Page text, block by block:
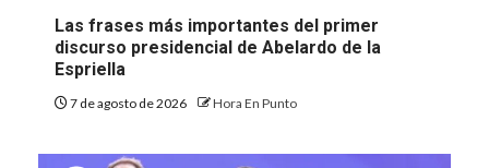
Las frases más importantes del primer
discurso presidencial de Abelardo de la
Espriella
7 de agosto de 2026 Hora En Punto